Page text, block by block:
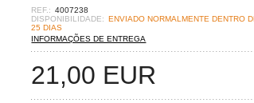
REF.: 4007238
DISPONIBILIDADE: ENVIADO NORMALMENTE DENTRO
25 DIAS
INFORMAÇÕES DE ENTREGA
21,00 EUR